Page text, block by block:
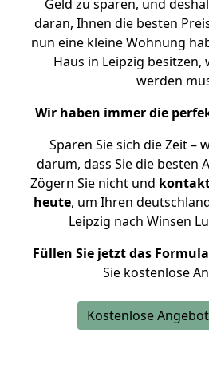
Geld zu sparen, und
daran, Ihnen die besten
nun eine kleine Wohnung
Haus in Leipzig besitzen,
werden
Wir haben immer die
Sparen Sie sich die Zeit –
darum, dass Sie die besten
Zögern Sie nicht und
heute, um Ihren
Leipzig nach Winsen
Füllen Sie jetzt das
Sie kostenlose
Kostenlose